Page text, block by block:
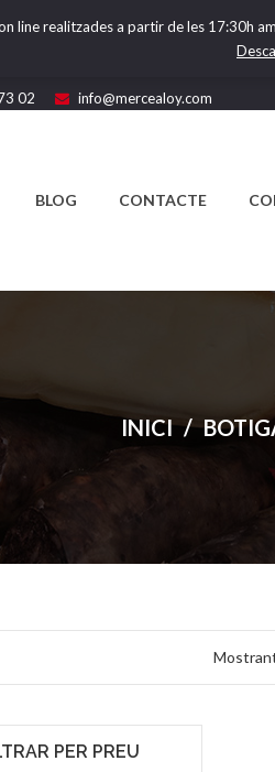
line realitzades a partir de les 17:30h
02 info@mercealoy.com
BLOG CONTACTE
INICI /
PER PREU